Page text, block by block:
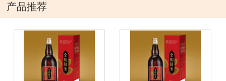
产品推荐